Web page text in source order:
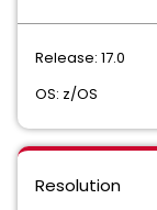
Release: 17.0
OS: z/OS
Resolution